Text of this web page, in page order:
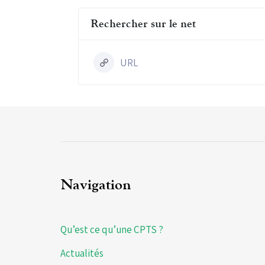
Rechercher sur le net
URL
Navigation
Qu’est ce qu’une CPTS ?
Actualités